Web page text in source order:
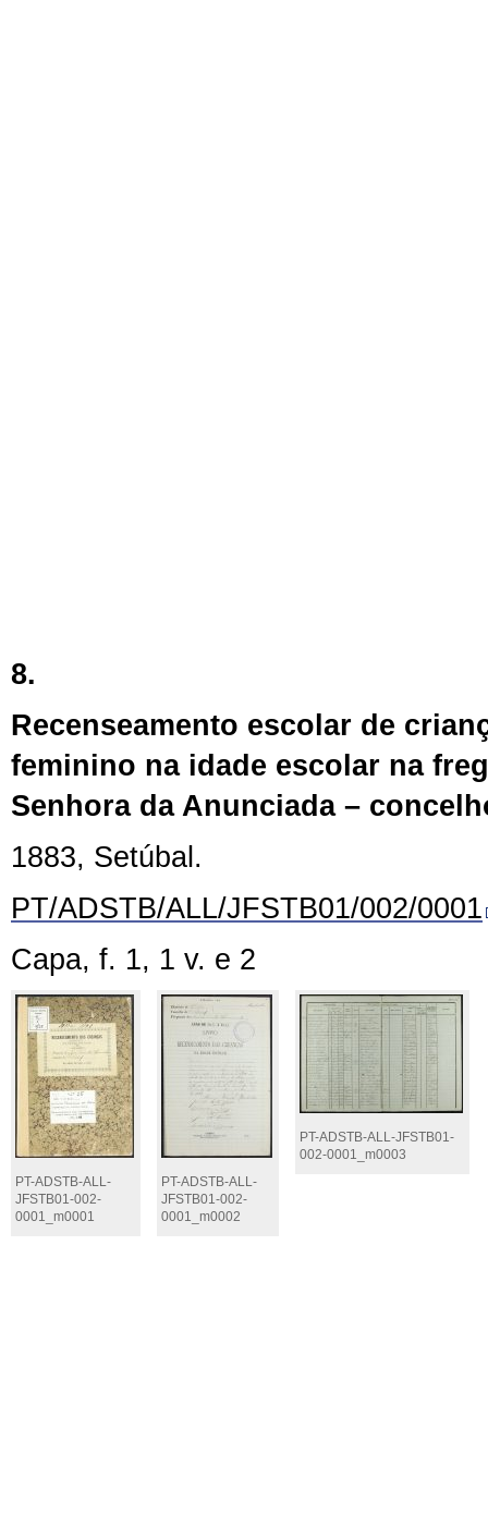
8.
Recenseamento escolar de
feminino na idade escolar na
Senhora da Anunciada –
1883, Setúbal.
PT/ADSTB/ALL/JFSTB01/002/0001
Capa, f. 1, 1 v. e 2
PT-ADSTB-ALL-
JFSTB01-002-
0001_m0001
PT-ADSTB-ALL-
JFSTB01-002-
0001_m0002
PT-ADSTB-ALL-JFSTB01-
002-0001_m0003